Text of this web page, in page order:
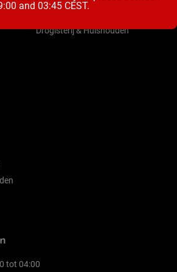
Drogisterij & Huishouden
tot 04:00
and 03:45 CEST.